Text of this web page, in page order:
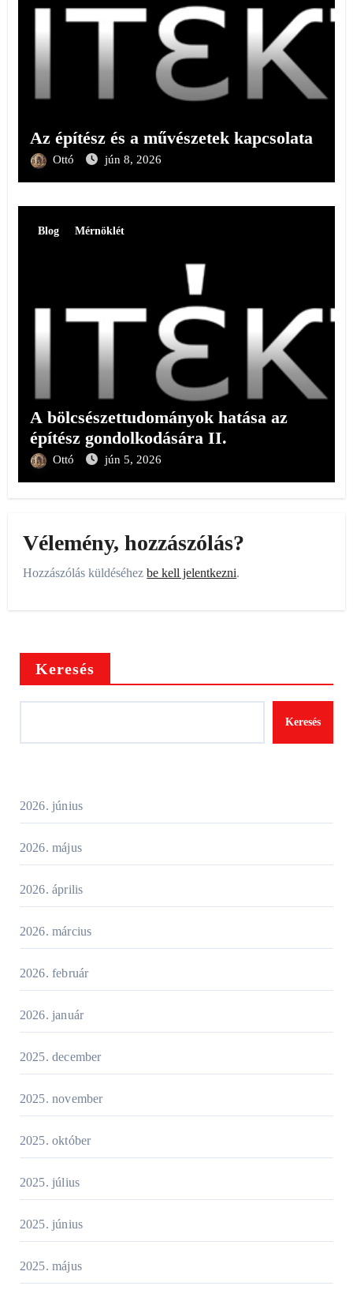
Az építész és a művészetek kapcsolata
Ottó jún 8, 2026
Blog Mérnöklét
A bölcsészettudományok hatása az
építész gondolkodására II.
Ottó jún 5, 2026
Vélemény, hozzászólás?
Hozzászólás küldéséhezbe kell jelentkezni.
Keresés
Keresés
2026. június
2026. május
2026. április
2026. március
2026. február
2026. január
2025. december
2025. november
2025. október
2025. július
2025. június
2025. május